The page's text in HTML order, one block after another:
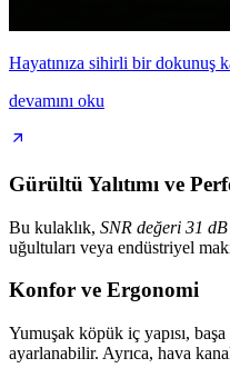
Hayatınıza sihirli bir dokunuş
devamını oku
Gürültü Yalıtımı ve
Bu kulaklık, SNR değeri 31 dB
uğultuları veya endüstriyel
Konfor ve Ergonomi
Yumuşak köpük iç yapısı,
ayarlanabilir. Ayrıca, hava